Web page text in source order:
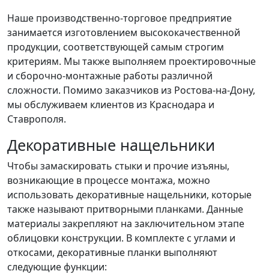
Наше производственно-торговое предприятие
занимается изготовлением высококачественной
продукции, соответствующей самым строгим
критериям. Мы также выполняем проектировочные
и сборочно-монтажные работы различной
сложности. Помимо заказчиков из Ростова-на-Дону,
мы обслуживаем клиентов из Краснодара и
Ставрополя.
Декоративные нащельники
Чтобы замаскировать стыки и прочие изъяны,
возникающие в процессе монтажа, можно
использовать декоративные нащельники, которые
также называют притворными планками. Данные
материалы закрепляют на заключительном этапе
облицовки конструкции. В комплекте с углами и
откосами, декоративные планки выполняют
следующие функции: